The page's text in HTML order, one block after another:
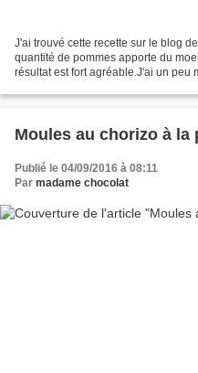
J'ai trouvé cette recette sur le blog
quantité de pommes apporte du
résultat est fort agréable.J'ai un peu
Moules au chorizo à la
Publié le 04/09/2016 à 08:11
Par madame chocolat